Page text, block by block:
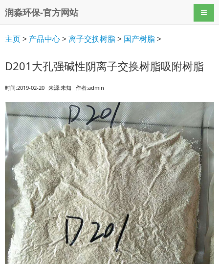
润淼环保-官方网站 导航
主页> 产品中心>离子交换树脂> 国产树脂>
D201大孔强碱性阴离子交换树脂吸附树脂
时间:2019-02-20 来源:未知 作者:admin